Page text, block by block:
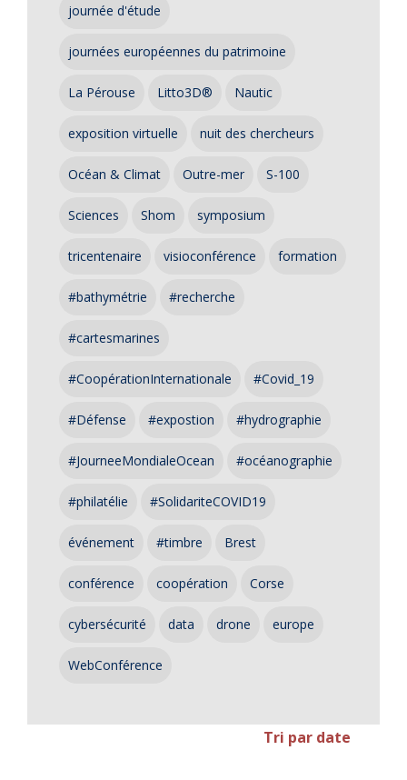
journée d'étude
journées européennes du patrimoine
La Pérouse Litto3D® Nautic
exposition virtuelle nuit des chercheurs
Océan & Climat Outre-mer S-100
Sciences Shom symposium
tricentenaire visioconférence formation
#bathymétrie #recherche
#cartesmarines
#CoopérationInternationale #Covid_19
#Défense #expostion #hydrographie
#JourneeMondialeOcean #océanographie
#philatélie #SolidariteCOVID19
événement #timbre Brest
conférence coopération Corse
cybersécurité data drone europe
WebConférence
Tri par date